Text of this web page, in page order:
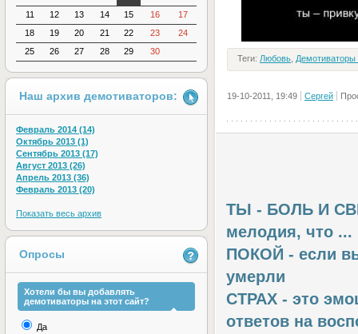
Теги: Любовь
19-10-2011, 19:49 Сергей
ТЫ - БОЛЬ И
мелодия, что ...
ПОКОЙ - если
умерли
СТРАХ - это
ответов на
11
12 13 14 15 16
17
18
19 20 21 22 23
24
25
26 27 28 29 30
Наш архив демотиваторов:
Февраль 2014 (14)
Октябрь 2013 (1)
Сентябрь 2013 (17)
Август 2013 (26)
Апрель 2013 (36)
Февраль 2013 (20)
Показать весь архив
Опросы
Хотели бы вы добавлять
демотиваторы на этот сайт?
Да